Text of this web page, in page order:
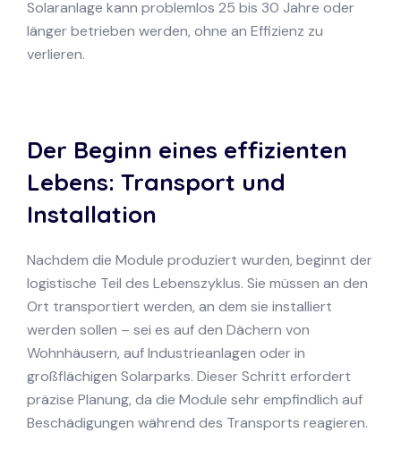
Solaranlage kann problemlos 25 bis 30 Jahre oder
länger betrieben werden, ohne an Effizienz zu
verlieren.
Der Beginn eines effizienten
Lebens: Transport und
Installation
Nachdem die Module produziert wurden, beginnt der
logistische Teil des Lebenszyklus. Sie müssen an den
Ort transportiert werden, an dem sie installiert
werden sollen – sei es auf den Dächern von
Wohnhäusern, auf Industrieanlagen oder in
großflächigen Solarparks. Dieser Schritt erfordert
präzise Planung, da die Module sehr empfindlich auf
Beschädigungen während des Transports reagieren.